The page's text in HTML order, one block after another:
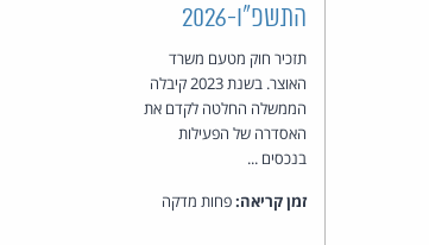
התשפ"ו-2026
תזכיר חוק מטעם משרד
האוצר. בשנת 2023 קיבלה
הממשלה החלטה לקדם את
האסדרה של הפעילות
בנכסים ...
זמן קריאה:פחות מדקה